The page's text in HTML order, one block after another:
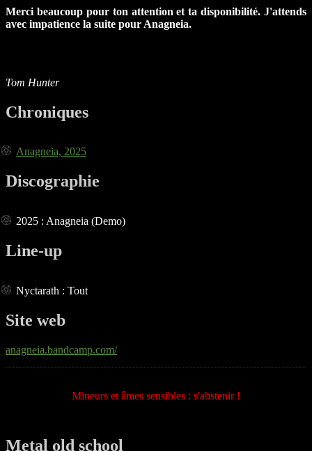
Merci beaucoup pour ton attention et ta disponibilité. J'attends
avec impatience la suite pour Anagneia.
Tom Hunter
Chroniques
Anagneia, 2025
Discographie
2025 : Anagneia (Demo)
Line-up
Nyctarath : Tout
Site web
anagneia.bandcamp.com/
Mineurs et âmes sensibles : s'abstenir !
Metal old school